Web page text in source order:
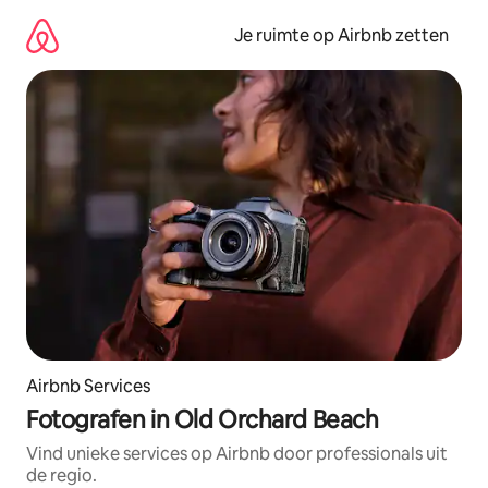
direct
naar
inhoud
Je ruimte op Airbnb zetten
Airbnb Services
Fotografen in Old Orchard Beach
Vind unieke services op Airbnb door professionals uit
de regio.